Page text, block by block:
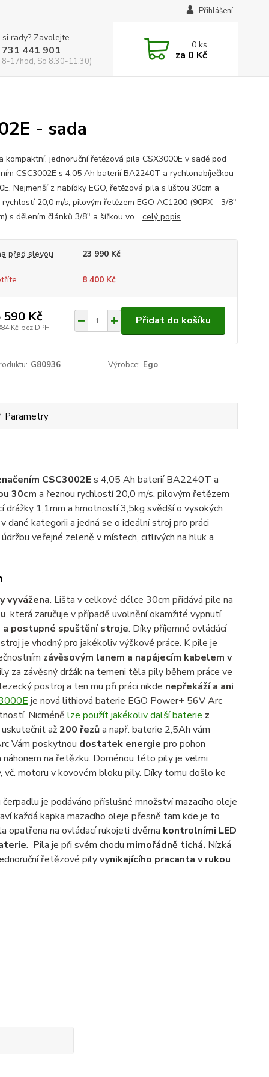
Přihlášení
rady? Zavolejte.
441 901
8-17hod, So 8.30-11.30)
0ks
za 0 Kč
- sada
kompaktní, jednoruční řetězová pila CSX3000E v sadě pod
CSC3002E s 4,05 Ah baterií BA2240T a rychlonabíječkou
Nejmenší z nabídky EGO, řetězová pila s lištou 30cm a
20,0 m/s, pilovým řetězem EGO AC1200 (90PX - 3/8"
s dělením článků 3/8" a šířkou vo... celý popis
před slevou 23 990 Kč
8 400 Kč
590 Kč
Kč bez DPH
Přidat do košíku
G80936 Výrobce: Ego
Parametry
CSC3002Es 4,05 Ah baterií BA2240T a
30cm a řeznou rychlostí 20,0 m/s, pilovým řetězem
1,1mm a hmotností 3,5kg svědší o vysokých
dané kategorii a jedná se o ideální stroj pro práci
veřejné zeleně v místech, citlivých na hluk a
vyvážena. Lišta v celkové délce 30cm přidává pile na
, která zaručuje v případě uvolnění okamžité vypnutí
postupné spuštění stroje. Díky příjemné ovládácí
je vhodný pro jakékoliv výškové práce. K pile je
závěsovým lanem a napájecím kabelem v
za závěsný držák na temeni těla pily během práce ve
postroj a ten mu při práci nikde nepřekáží a ani
je nová lithiová baterie EGO Power+ 56V Arc
Nicméně lze použít jakékoliv další baterie z
až200 řezůa např. baterie 2,5Ah vám
Vám poskytnou dostatek energie pro pohon
na řetězku. Doménou této pily je velmi
motoru v kovovém bloku pily. Díky tomu došlo ke
je podáváno příslušné množství mazacího oleje
každá kapka mazacího oleje přesně tam kde je to
opatřena na ovládací rukojeti dvěma kontrolními LED
. Pila je při svém chodu mimořádně tichá. Nízká
řetězové pilyvynikajícího pracanta v rukou